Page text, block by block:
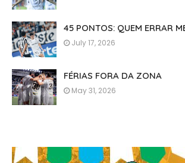
45 PONTOS: QUEM ERRAR
July 17, 2026
FÉRIAS FORA DA ZONA
May 31, 2026